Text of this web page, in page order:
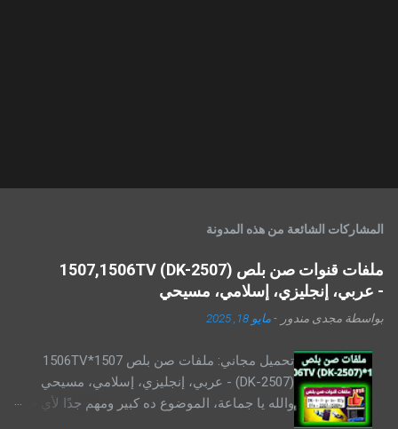
المشاركات الشائعة من هذه المدونة
ملفات قنوات صن بلص 1507,1506TV (DK-2507)
- عربي، إنجليزي، إسلامي، مسيحي
بواسطةمجدى مندور - مايو 18, 2025
تحميل مجاني: ملفات صن بلص 1507*1506TV
(DK-2507) - عربي، إنجليزي، إسلامي، مسيحي
والله يا جماعة، الموضوع ده كبير ومهم جدًا لأي حد
عنده رسيفر صن بلص ، خصوصًا الموديلات اللي